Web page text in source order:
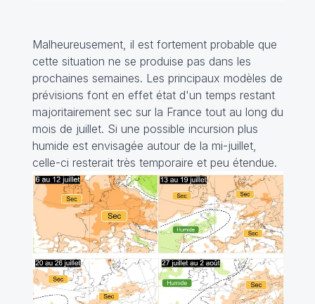
Malheureusement, il est fortement probable que
cette situation ne se produise pas dans les
prochaines semaines. Les principaux modèles de
prévisions font en effet état d'un temps restant
majoritairement sec sur la France tout au long du
mois de juillet. Si une possible incursion plus
humide est envisagée autour de la mi-juillet,
celle-ci resterait très temporaire et peu étendue.